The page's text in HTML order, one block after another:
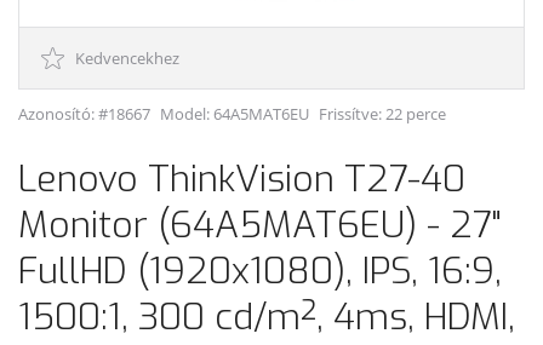
Kedvencekhez
Azonosító: #18667 Model:64A5MAT6EU Frissítve: 22 perce
Lenovo ThinkVision T27-40
Monitor (64A5MAT6EU) - 27"
FullHD (1920x1080), IPS, 16:9,
1500:1, 300 cd/m², 4ms, HDMI,